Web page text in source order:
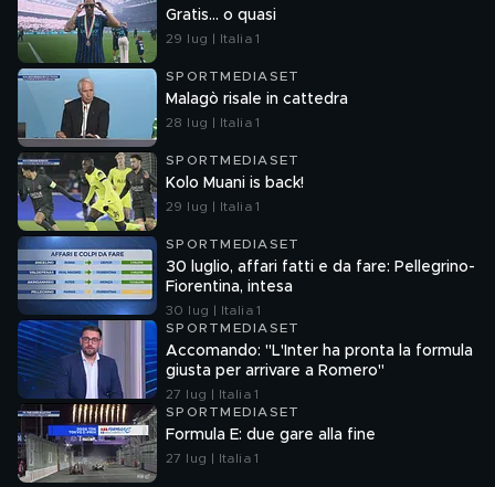
Gratis... o quasi
29 lug | Italia 1
SPORTMEDIASET
Malagò risale in cattedra
28 lug | Italia 1
SPORTMEDIASET
Kolo Muani is back!
29 lug | Italia 1
SPORTMEDIASET
30 luglio, affari fatti e da fare: Pellegrino-
Fiorentina, intesa
30 lug | Italia 1
SPORTMEDIASET
Accomando: "L'Inter ha pronta la formula
giusta per arrivare a Romero"
27 lug | Italia 1
SPORTMEDIASET
Formula E: due gare alla fine
27 lug | Italia 1